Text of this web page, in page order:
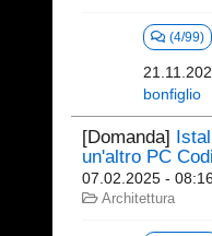
(4/99)
bonfiglio
[Domanda]
un'altro PC
07.02.2025 - 08:16
Architettura